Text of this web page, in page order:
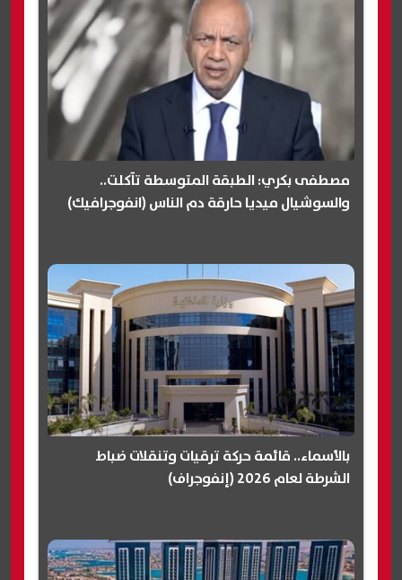
مصطفى بكري: الطبقة المتوسطة تآكلت..
والسوشيال ميديا حارقة دم الناس (انفوجرافيك)
بالأسماء.. قائمة حركة ترقيات وتنقلات ضباط
الشرطة لعام 2026 (إنفوجراف)